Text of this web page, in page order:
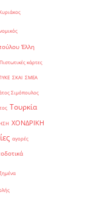
Έλλη
Πιστωτικές κάρτες
ΣΚΑΙ ΣΜΕΑ
Σιμόπουλος
Τουρκία
ΧΟΝΔΡΙΚΗ
αγορές